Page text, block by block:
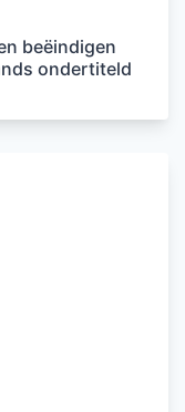
beëindigen
ondertiteld